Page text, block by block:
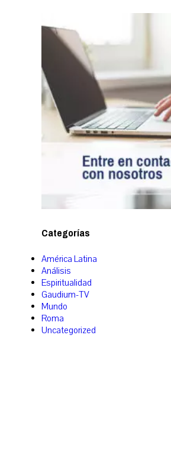
Categorías
América Latina
Análisis
Espiritualidad
Gaudium-TV
Mundo
Roma
Uncategorized